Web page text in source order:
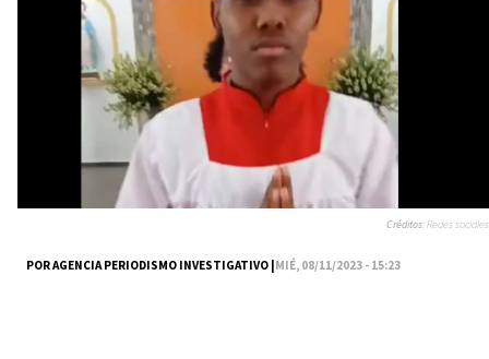
POR AGENCIA PERIODISMO INVESTIGATIVO |MIÉ, 08/11/2023 - 15:23
Créditos:Redes sociales